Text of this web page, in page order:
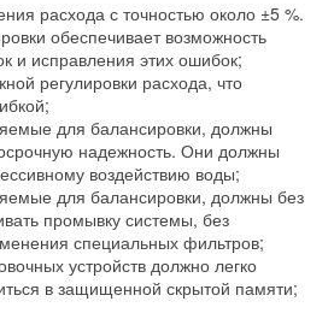
расхода с точностью около ±5 %.
обеспечивает возможность
и исправления этих ошибок;
регулировки расхода, что
для балансировки, должны
надежность. Они должны
воздействию воды;
для балансировки, должны без
промывку системы, без
специальных фильтров;
устройств должно легко
в защищенной скрытой памяти;
прибора предусматривает, что при
полностью их разобрать, вынуть и
того, короб всех конвекторов
стали, что значительно
и увеличивает коррозионную